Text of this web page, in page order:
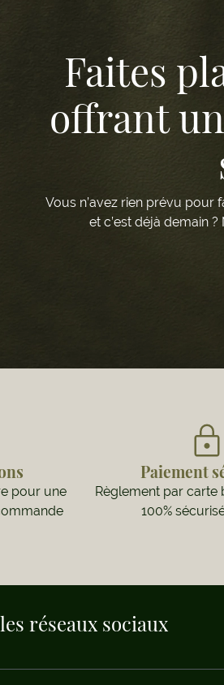
Faites
offrant
Vous n’avez rien prévu pour
et c’est déjà demain
pour une
Paiement
Règlement par carte
100%
réseaux sociaux